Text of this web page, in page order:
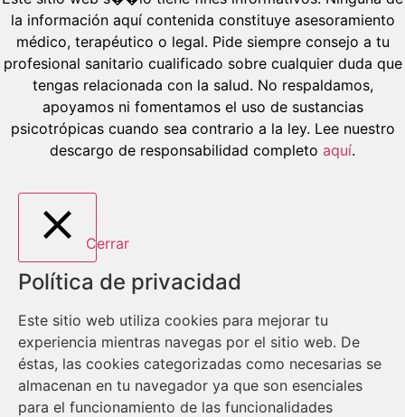
la información aquí contenida constituye asesoramiento
médico, terapéutico o legal. Pide siempre consejo a tu
profesional sanitario cualificado sobre cualquier duda que
tengas relacionada con la salud. No respaldamos,
apoyamos ni fomentamos el uso de sustancias
psicotrópicas cuando sea contrario a la ley. Lee nuestro
descargo de responsabilidad completo aquí.
Cerrar
Política de privacidad
Este sitio web utiliza cookies para mejorar tu
experiencia mientras navegas por el sitio web. De
éstas, las cookies categorizadas como necesarias se
almacenan en tu navegador ya que son esenciales
para el funcionamiento de las funcionalidades